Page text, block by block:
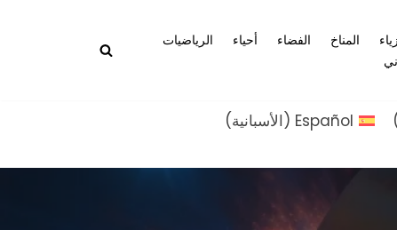
المناخ الفضاء أحياء
الرياضيات
)
Español
(الأسبانية)